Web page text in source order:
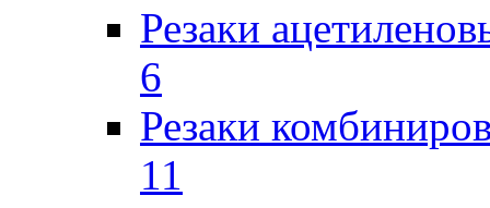
Резаки
6
Резаки
11